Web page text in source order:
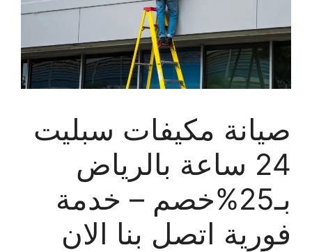
صيانة مكيفات سبليت
24 ساعة بالرياض
بـ25%خصم – خدمة
فورية اتصل بنا الان